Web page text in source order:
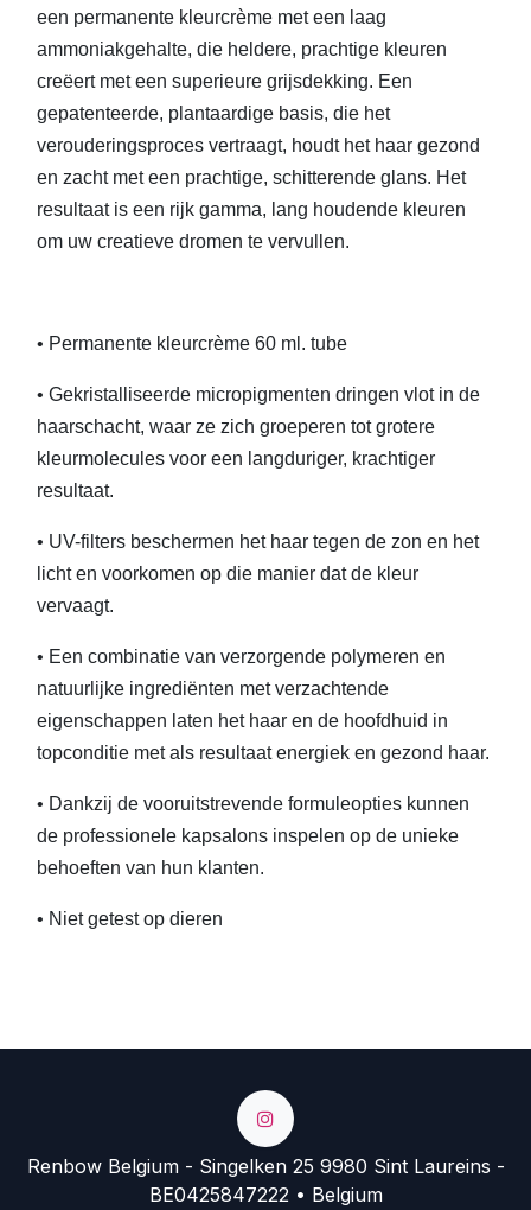
een permanente kleurcrème met een laag
ammoniakgehalte, die heldere, prachtige kleuren
creëert met een superieure grijsdekking. Een
gepatenteerde, plantaardige basis, die het
verouderingsproces vertraagt, houdt het haar gezond
en zacht met een prachtige, schitterende glans. Het
resultaat is een rijk gamma, lang houdende kleuren
om uw creatieve dromen te vervullen.
• Permanente kleurcrème 60 ml. tube
• Gekristalliseerde micropigmenten dringen vlot in de
haarschacht, waar ze zich groeperen tot grotere
kleurmolecules voor een langduriger, krachtiger
resultaat.
• UV-filters beschermen het haar tegen de zon en het
licht en voorkomen op die manier dat de kleur
vervaagt.
• Een combinatie van verzorgende polymeren en
natuurlijke ingrediënten met verzachtende
eigenschappen laten het haar en de hoofdhuid in
topconditie met als resultaat energiek en gezond haar.
• Dankzij de vooruitstrevende formuleopties kunnen
de professionele kapsalons inspelen op de unieke
behoeften van hun klanten.
• Niet getest op dieren
Renbow Belgium - Singelken 25 9980 Sint Laureins -
BE0425847222 • Belgium